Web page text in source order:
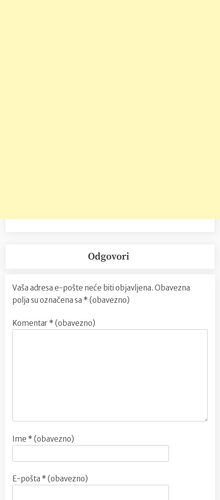
Odgovori
Vaša adresa e-pošte neće biti objavljena. Obavezna
polja su označena sa * (obavezno)
Komentar * (obavezno)
Ime * (obavezno)
E-pošta * (obavezno)